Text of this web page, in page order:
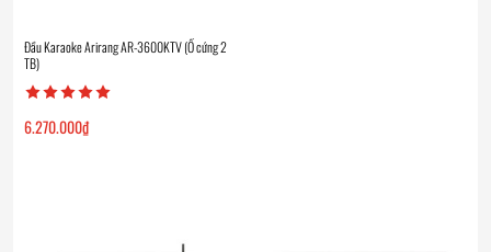
Đầu Karaoke Arirang AR-3600KTV (Ổ cứng 2
TB)
6.270.000₫